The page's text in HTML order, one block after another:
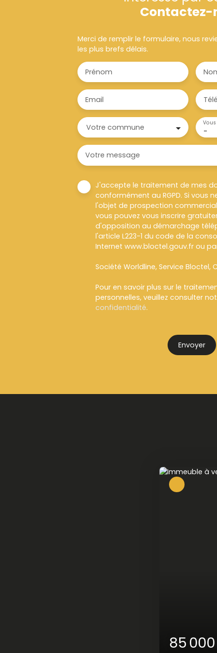
Contactez-
Merci de remplir le formulaire, nous
les plus brefs délais.
Prénom
Email
Votre commune -
Vous
Votre message
J'accepte le traitement de mes
conformément au RGPD. Si vous
l'objet de prospection
vous pouvez vous inscrire
d'opposition au démarchage
l'article L223-1 du code de la
Internet www.bloctel.gouv.fr ou
Société Worldline, Service Bloctel, CS
Pour en savoir plus sur le
personnelles, veuillez consulter
confidentialité.
Envoyer
85 000